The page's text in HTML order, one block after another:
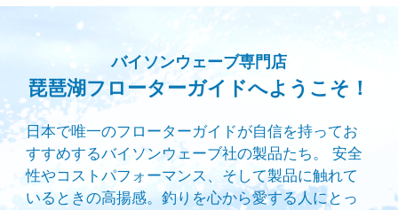
バイソンウェーブ専門店
琵琶湖フローターガイドへようこそ！
日本で唯一のフローターガイドが自信を持ってお
すすめするバイソンウェーブ社の製品たち。 安全
性やコストパフォーマンス、そして製品に触れて
いるときの高揚感。釣りを心から愛する人にとっ